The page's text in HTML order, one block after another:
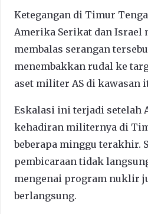
Ketegangan di Timur
Amerika Serikat dan Israel
membalas serangan
menembakkan rudal ke
aset militer AS di kawasan
Eskalasi ini terjadi setelah
kehadiran militernya di
beberapa minggu terakhir.
pembicaraan tidak
mengenai program nuklir
berlangsung.